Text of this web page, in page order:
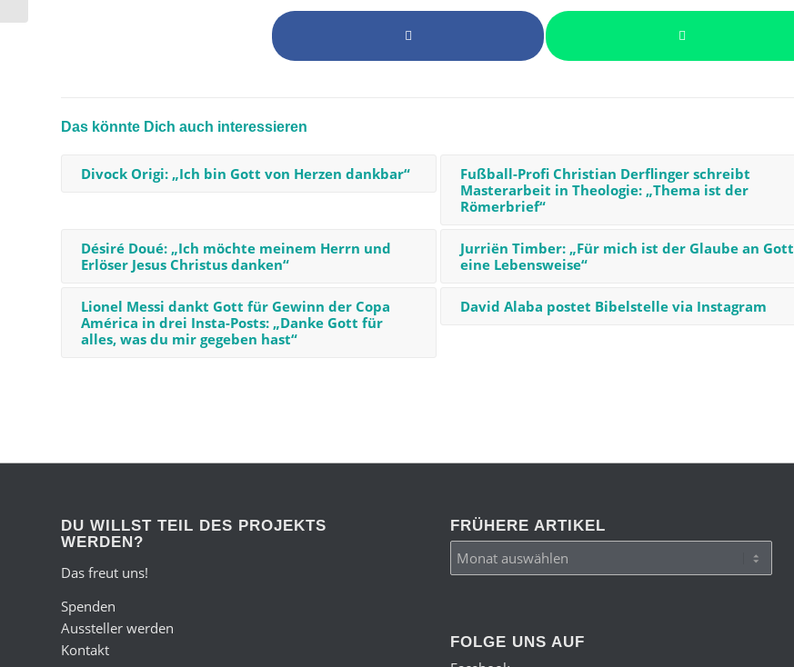
Das könnte Dich auch interessieren
Divock Origi: „Ich bin Gott von Herzen dankbar“
Fußball-Profi Christian Derflinger schreibt
Masterarbeit in Theologie: „Thema ist der
Römerbrief“
Désiré Doué: „Ich möchte meinem Herrn und
Erlöser Jesus Christus danken“
Jurriën Timber: „Für mich ist der Glaube an Gott
eine Lebensweise“
Lionel Messi dankt Gott für Gewinn der Copa
América in drei Insta-Posts: „Danke Gott für
alles, was du mir gegeben hast“
David Alaba postet Bibelstelle via Instagram
DU WILLST TEIL DES PROJEKTS
WERDEN?
Das freut uns!
Spenden
Aussteller werden
Kontakt
FRÜHERE ARTIKEL
FOLGE UNS AUF